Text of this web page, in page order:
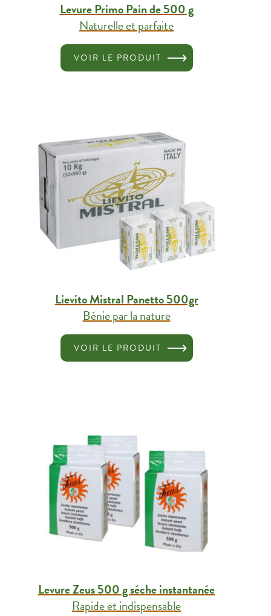
Levure Primo Pain de 500 g
Naturelle et parfaite
VOIR LE PRODUIT
Lievito Mistral Panetto 500gr
Bénie par la nature
VOIR LE PRODUIT
Levure Zeus 500 g séche instantanée
Rapide et indispensable